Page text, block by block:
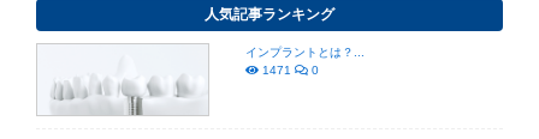
人気記事ランキング
インプラントとは？...
1471
0